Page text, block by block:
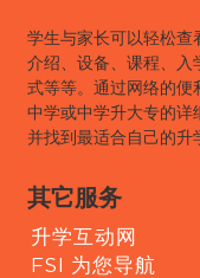
学生与家长可以轻松查
介绍、设备、课程、
式等等。通过网络的
中学或中学升大专的详
并找到最适合自己的升
其它服务
升学互动网
FSI 为您导航